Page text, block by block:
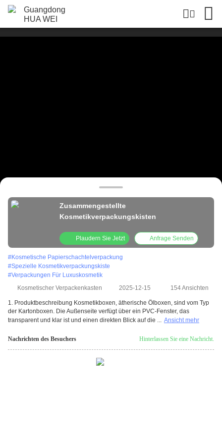
Zusammengestellte
Kosmetikverpackungskisten
Plaudern Sie Jetzt Anfrage Senden
#Kosmetische Papierschachtelverpackung
#Spezielle Kosmetikverpackungskiste
#Verpackungen Für Luxuskosmetik
Kosmetischer Verpackenkasten
2025-12-15 154 Ansichten
1. Produktbeschreibung Kosmetikboxen, ätherische Ölboxen, sind vom Typ
der Kartonboxen. Die Außenseite verfügt über ein PVC-Fenster, das
transparent und klar ist und einen direkten Blick auf die ... Ansicht mehr
Nachrichten des Besuchers Hinterlassen Sie eine Nachricht.